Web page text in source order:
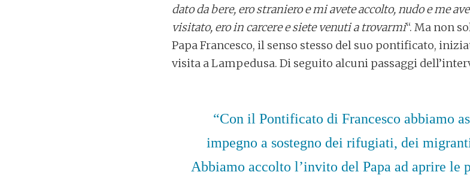
dato da bere, ero straniero e mi avete accolto, nudo e me
visitato, ero in carcere e siete venuti a trovarmi“. Ma non
Papa Francesco, il senso stesso del suo pontificato,
visita a Lampedusa. Di seguito alcuni passaggi
“Con il Pontificato di Francesco abbiamo
impegno a sostegno dei rifugiati, dei
Abbiamo accolto l’invito del Papa ad aprire le